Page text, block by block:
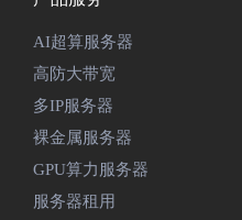
AI超算服务器
高防大带宽
多IP服务器
裸金属服务器
GPU算力服务器
服务器租用